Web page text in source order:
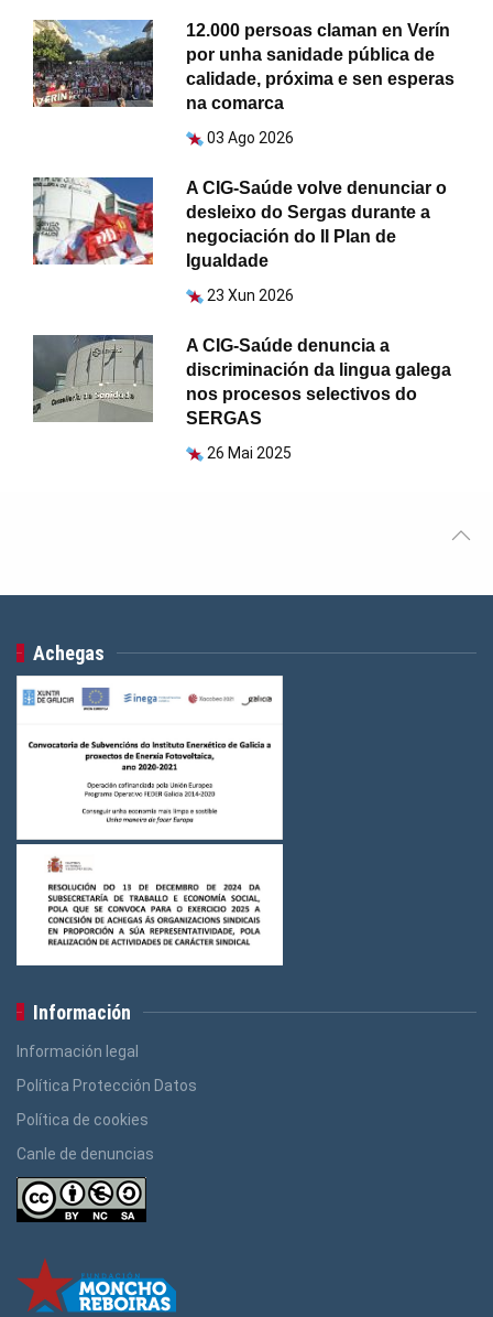
12.000 persoas claman en Verín
por unha sanidade pública de
calidade, próxima e sen esperas
na comarca
03 Ago 2026
A CIG-Saúde volve denunciar o
desleixo do Sergas durante a
negociación do II Plan de
Igualdade
23 Xun 2026
A CIG-Saúde denuncia a
discriminación da lingua galega
nos procesos selectivos do
SERGAS
26 Mai 2025
Achegas
Información
Información legal
Política Protección Datos
Política de cookies
Canle de denuncias